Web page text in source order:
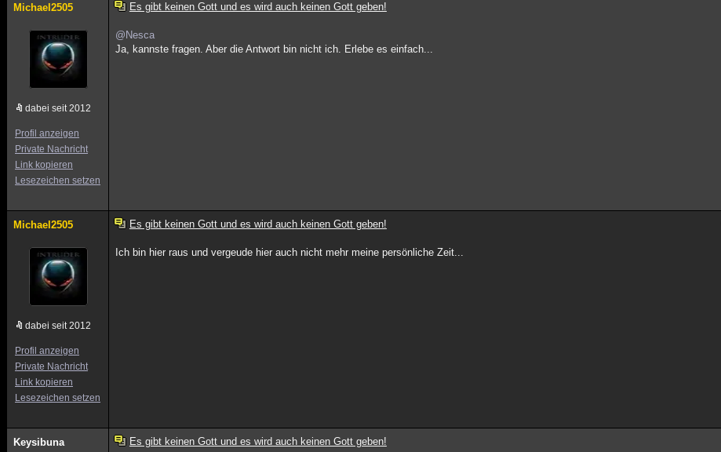
Michael2505
dabei seit 2012
Profil anzeigen
Private Nachricht
Link kopieren
Lesezeichen setzen
Es gibt keinen Gott und es wird auch keinen Gott geben!
@Nesca
Ja, kannste fragen. Aber die Antwort bin nicht ich. Erlebe es einfach...
Michael2505
dabei seit 2012
Profil anzeigen
Private Nachricht
Link kopieren
Lesezeichen setzen
Es gibt keinen Gott und es wird auch keinen Gott geben!
Ich bin hier raus und vergeude hier auch nicht mehr meine persönliche Zeit...
Keysibuna Es gibt keinen Gott und es wird auch keinen Gott geben!